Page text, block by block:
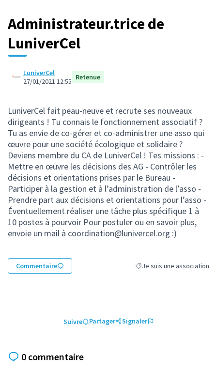
Administrateur.trice de
LuniverCel
LuniverCel
27/01/2021 12:55 Retenue
LuniverCel fait peau-neuve et recrute ses nouveaux
dirigeants ! Tu connais le fonctionnement associatif ?
Tu as envie de co-gérer et co-administrer une asso qui
œuvre pour une société écologique et solidaire ?
Deviens membre du CA de LuniverCel ! Tes missions : -
Mettre en œuvre les décisions des AG - Contrôler les
décisions et orientations prises par le Bureau -
Participer à la gestion et à l’administration de l’asso -
Prendre part aux décisions et orientations pour l’asso -
Éventuellement réaliser une tâche plus spécifique 1 à
10 postes à pourvoir Pour postuler ou en savoir plus,
envoie un mail à coordination@lunivercel.org :)
Commentaire Filtrer les résultats de la
Je suis une association
Suivre Partager Signaler
0 commentaire